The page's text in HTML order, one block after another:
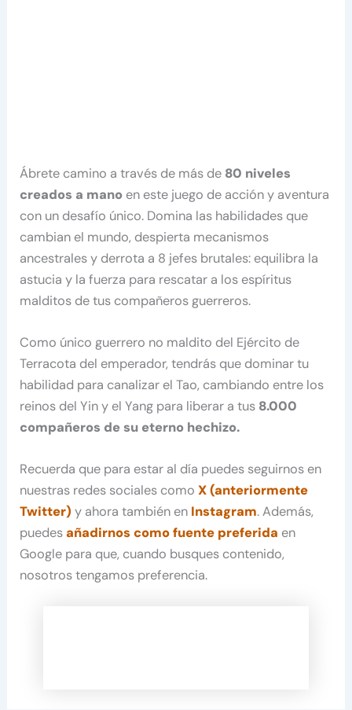
Ábrete camino a través de más de 80 niveles
creados a mano en este juego de acción y aventura
con un desafío único. Domina las habilidades que
cambian el mundo, despierta mecanismos
ancestrales y derrota a 8 jefes brutales: equilibra la
astucia y la fuerza para rescatar a los espíritus
malditos de tus compañeros guerreros.
Como único guerrero no maldito del Ejército de
Terracota del emperador, tendrás que dominar tu
habilidad para canalizar el Tao, cambiando entre los
reinos del Yin y el Yang para liberar a tus 8.000
compañeros de su eterno hechizo.
Recuerda que para estar al día puedes seguirnos en
nuestras redes sociales comoX (anteriormente
Twitter) y ahora también en Instagram. Además,
puedesañadirnos como fuente preferida en
Google para que, cuando busques contenido,
nosotros tengamos preferencia.